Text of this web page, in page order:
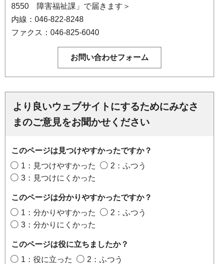
8550 障害福祉課」で届きます＞
内線：046-822-8248
ファクス：046-825-6040
より良いウェブサイトにするためにみなさ
まのご意見をお聞かせください
このページは見つけやすかったですか？
1：見つけやすかった
2：ふつう
3：見つけにくかった
このページは分かりやすかったですか？
1：分かりやすかった
2：ふつう
3：分かりにくかった
このページは役に立ちましたか？
1：役に立った
2：ふつう